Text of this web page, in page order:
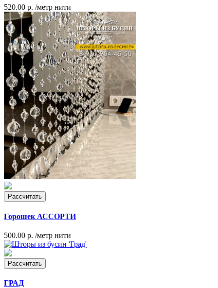
520.00 р. /метр нити
Рассчитать
Горошек АССОРТИ
500.00 р. /метр нити
Рассчитать
ГРАД